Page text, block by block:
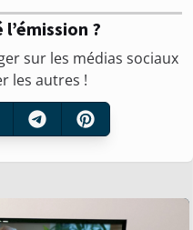
?
sur les médias sociaux
les autres !